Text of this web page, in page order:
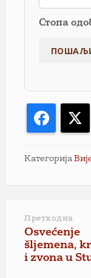
Стопа
Категорија
Претходна
Osvećenje
šljemena,
i zvona u